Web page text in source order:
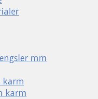
mm
karm
karm